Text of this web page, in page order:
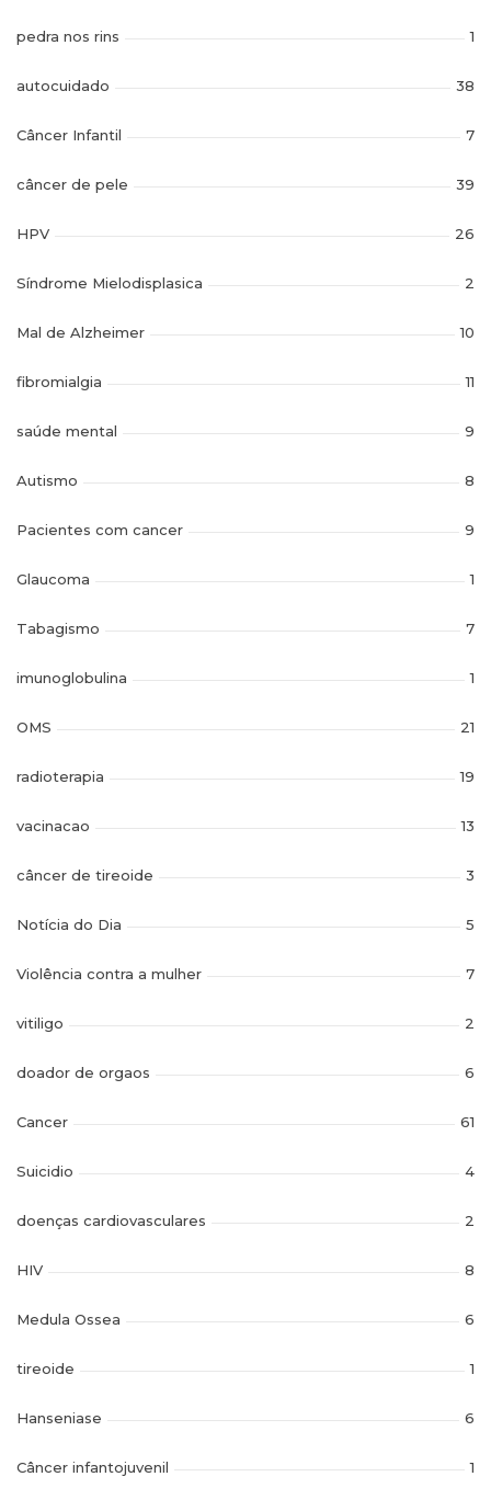
pedra nos rins 1
autocuidado 38
Câncer Infantil 7
câncer de pele 39
HPV 26
Síndrome Mielodisplasica 2
Mal de Alzheimer 10
fibromialgia 11
saúde mental 9
Autismo 8
Pacientes com cancer 9
Glaucoma 1
Tabagismo 7
imunoglobulina 1
OMS 21
radioterapia 19
vacinacao 13
câncer de tireoide 3
Notícia do Dia 5
Violência contra a mulher 7
vitiligo 2
doador de orgaos 6
Cancer 61
Suicidio 4
doenças cardiovasculares 2
HIV 8
Medula Ossea 6
tireoide 1
Hanseniase 6
Câncer infantojuvenil 1